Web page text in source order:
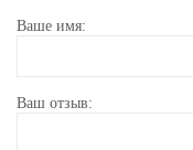
Ваше имя:
Ваш отзыв: